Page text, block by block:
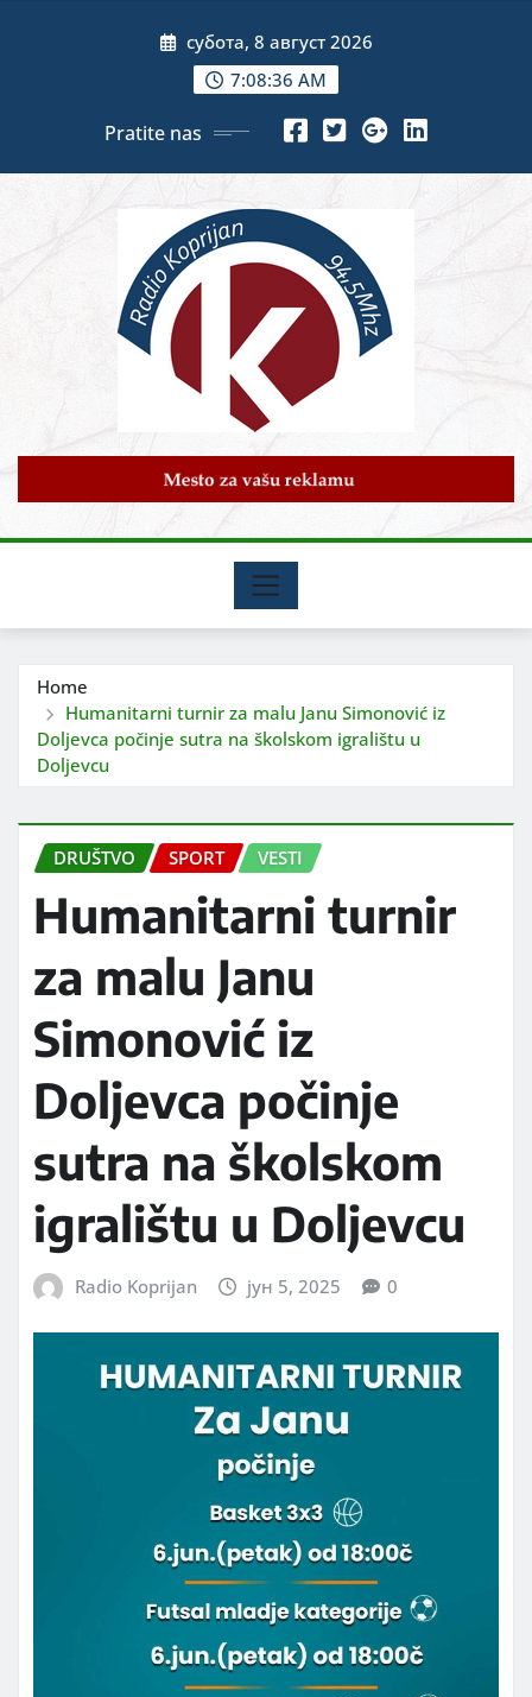
субота, 8 август 2026
7:08:37 AM
Pratite nas
Home
Humanitarni turnir za malu Janu Simonović iz
Doljevca počinje sutra na školskom igralištu u
Doljevcu
DRUŠTVO SPORT VESTI
Humanitarni turnir
za malu Janu
Simonović iz
Doljevca počinje
sutra na školskom
igralištu u Doljevcu
Radio Koprijan јун 5, 2025 0